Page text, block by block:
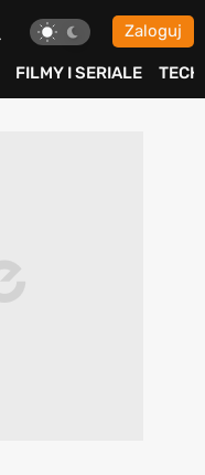
Zaloguj
FILMY I SERIALE TECH